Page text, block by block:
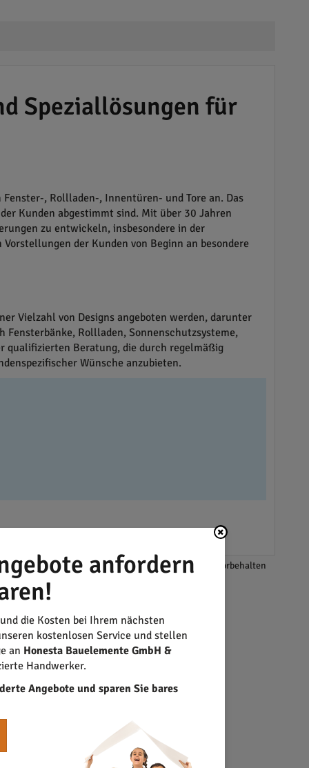
Speziallösungen für
, Rollladen-, Innentüren- und Tore an. Das
Kunden abgestimmt sind. Mit über 30 Jahren
zu entwickeln, insbesondere in der
der Kunden von Beginn an besondere
Vielzahl von Designs angeboten werden, darunter
Rollladen, Sonnenschutzsysteme,
qualifizierten Beratung, die durch regelmäßig
Wünsche anzubieten.
*Änderungen und Irrtümer vorbehalten
anfordern
die Kosten bei Ihrem nächsten
kostenlosen Service und stellen
an Honesta Bauelemente GmbH &
Handwerker.
Angebote und sparen Sie bares